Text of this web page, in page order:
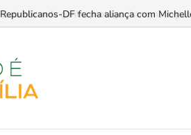
Luis Miranda ganha protagonismo na